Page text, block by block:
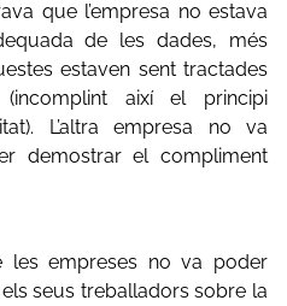
que l’empresa no estava
de les dades, més
estaven sent tractades
així el principi
L’altra empresa no va
demostrar el compliment
les empreses no va poder
seus treballadors sobre la